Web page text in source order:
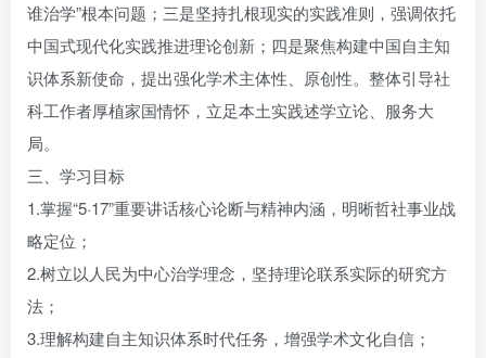
谁治学”根本问题；三是坚持扎根现实的实践准则，强调依托
中国式现代化实践推进理论创新；四是聚焦构建中国自主知
识体系新使命，提出强化学术主体性、原创性。整体引导社
科工作者厚植家国情怀，立足本土实践述学立论、服务大
局。
三、学习目标
1.掌握“5·17”重要讲话核心论断与精神内涵，明晰哲社事业战
略定位；
2.树立以人民为中心治学理念，坚持理论联系实际的研究方
法；
3.理解构建自主知识体系时代任务，增强学术文化自信；